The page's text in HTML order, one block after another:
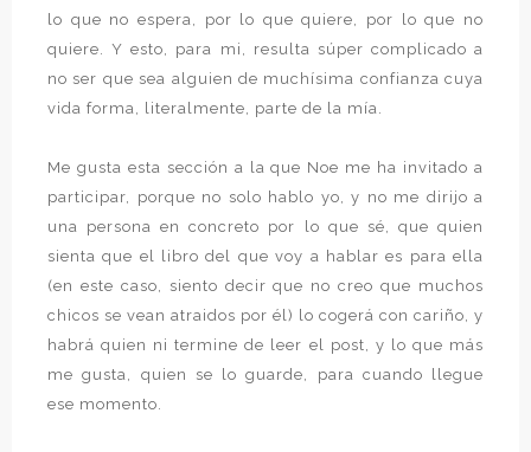
lo que no espera, por lo que quiere, por lo que no
quiere. Y esto, para mi, resulta súper complicado a
no ser que sea alguien de muchísima confianza cuya
vida forma, literalmente, parte de la mía.
Me gusta esta sección a la que Noe me ha invitado a
participar, porque no solo hablo yo, y no me dirijo a
una persona en concreto por lo que sé, que quien
sienta que el libro del que voy a hablar es para ella
(en este caso, siento decir que no creo que muchos
chicos se vean atraidos por él) lo cogerá con cariño, y
habrá quien ni termine de leer el post, y lo que más
me gusta, quien se lo guarde, para cuando llegue
ese momento.